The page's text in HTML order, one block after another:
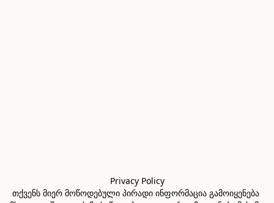
Privacy Policy
თქვენს მიერ მოწოდებული პირადი ინფორმაცია გამოიყენება